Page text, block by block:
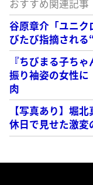
おすすめ関連記事
谷原章介「ユニ
びたび指摘され
『ちびまる子ち
振り袖姿の女性に
肉
【写真あり】堀
休日で見せた激変